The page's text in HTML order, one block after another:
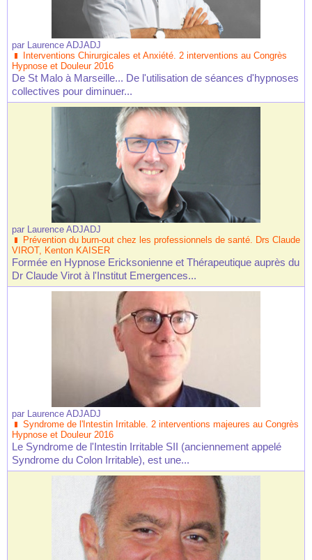
par Laurence ADJADJ
Interventions Chirurgicales et Anxiété. 2 interventions au Congrès
Hypnose et Douleur 2016
De St Malo à Marseille... De l'utilisation de séances d'hypnoses
collectives pour diminuer...
par Laurence ADJADJ
Prévention du burn-out chez les professionnels de santé. Drs Claude
VIROT, Kenton KAISER
Formée en Hypnose Ericksonienne et Thérapeutique auprès du
Dr Claude Virot à l'Institut Emergences...
par Laurence ADJADJ
Syndrome de l'Intestin Irritable. 2 interventions majeures au Congrès
Hypnose et Douleur 2016
Le Syndrome de l'Intestin Irritable SII (anciennement appelé
Syndrome du Colon Irritable), est une...